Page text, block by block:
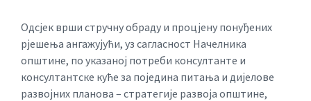
Одсјек врши стручну обраду и процјену понуђених
рјешења ангажујући, уз сагласност Начелника
општине, по указаној потреби консултанте и
консултантске куће за поједина питања и дијелове
развојних планова – стратегије развоја општине,